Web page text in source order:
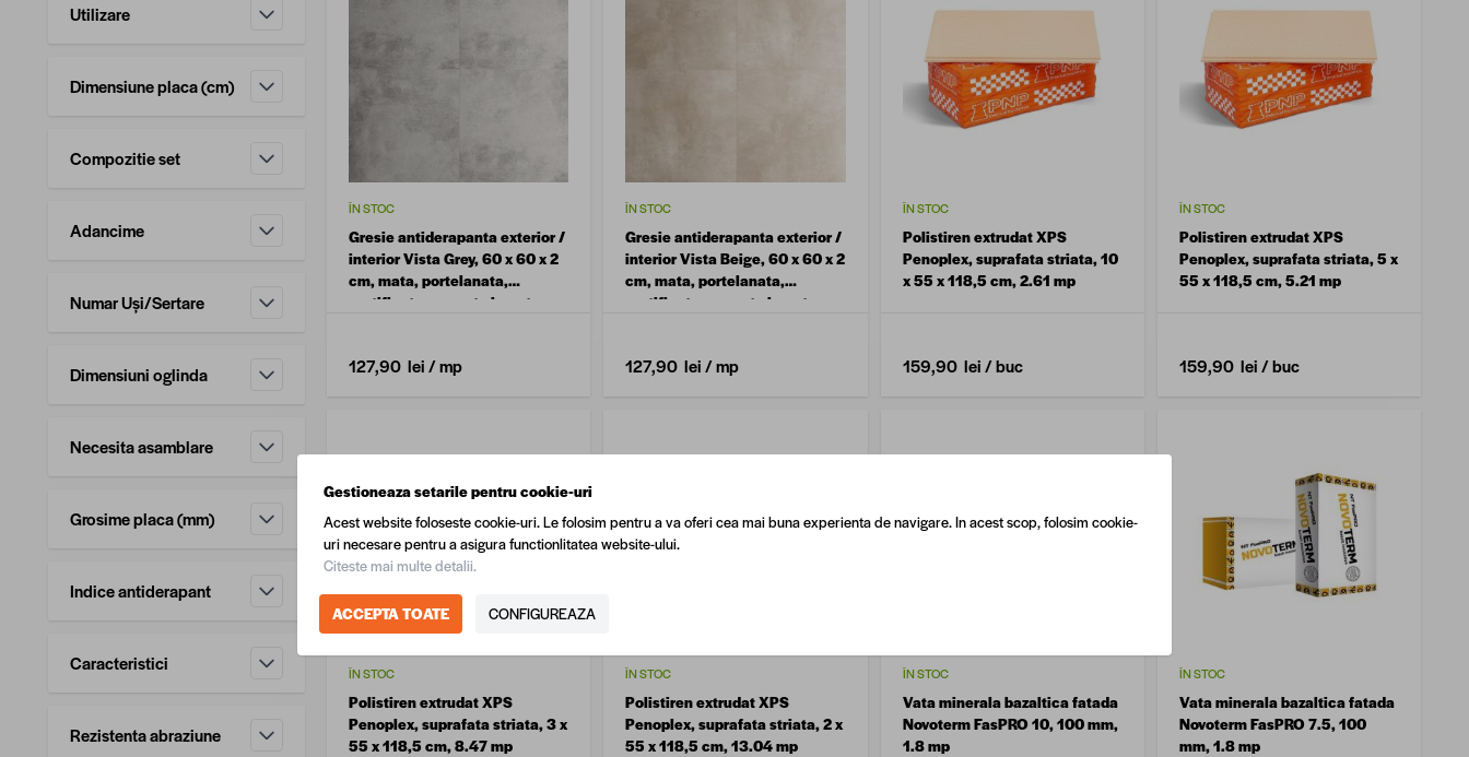
Utilizare
Dimensiune placa (cm)
Compozitie set
Adancime
Numar Uși/Sertare
Dimensiuni oglinda
Necesita asamblare
Grosime placa (mm)
Indice antiderapant
Caracteristici
Rezistenta abraziune
ÎN STOC
Gresie antiderapanta exterior /
interior Vista Grey, 60 x 60 x 2
cm, mata, portelanata,
rectificata, aspect ciment
127,90 lei/ mp
ÎN STOC
Gresie antiderapanta exterior /
interior Vista Beige, 60 x 60 x 2
cm, mata, portelanata,
rectificata, aspect ciment
127,90 lei/ mp
ÎN STOC
Polistiren extrudat XPS
Penoplex, suprafata striata, 10
x 55 x 118,5 cm, 2.61 mp
159,90 lei/ buc
ÎN STOC
Polistiren extrudat XPS
Penoplex, suprafata striata, 5 x
55 x 118,5 cm, 5.21 mp
159,90 lei/ buc
ÎN STOC
Polistiren extrudat XPS
Penoplex, suprafata striata, 3 x
55 x 118,5 cm, 8.47 mp
ÎN STOC
Polistiren extrudat XPS
Penoplex, suprafata striata, 2 x
55 x 118,5 cm, 13.04 mp
ÎN STOC
Vata minerala bazaltica fatada
Novoterm FasPRO 10, 100 mm,
1.8 mp
ÎN STOC
Vata minerala bazaltica fatada
Novoterm FasPRO 7.5, 100
mm, 1.8 mp
Gestioneaza setarile pentru cookie-uri
Acest website foloseste cookie-uri. Le folosim pentru a va oferi cea mai buna experienta de navigare. In acest scop, folosim cookie-
uri necesare pentru a asigura functionlitatea website-ului.
Citeste mai multe detalii.
ACCEPTA TOATE CONFIGUREAZA